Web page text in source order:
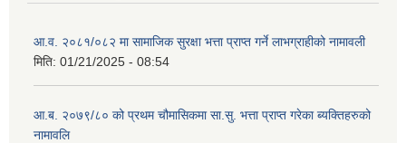
आ.व. २०८१/०८२ मा सामाजिक सुरक्षा भत्ता प्राप्त गर्ने लाभग्राहीको नामावली
मिति: 01/21/2025 - 08:54
आ.ब. २०७९/८० को प्रथम चौमासिकमा सा.सु. भत्ता प्राप्त गरेका ब्यक्तिहरुको
नामावलि